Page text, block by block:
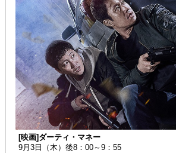
[映画]ダーティ・マネー
9月3日（木）後8：00～9：55